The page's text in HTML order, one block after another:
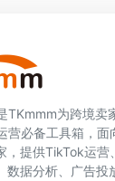
TKmmm为跨境卖
营必备工具箱，面
，提供TikTok运营
数据分析、广告投